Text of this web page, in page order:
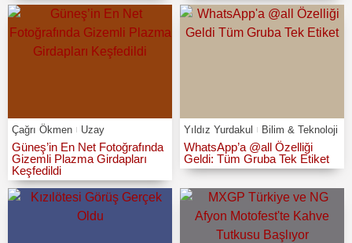
Çağrı Ökmen Uzay
Güneş’in En Net Fotoğrafında
Gizemli Plazma Girdapları
Keşfedildi
Yıldız Yurdakul Bilim & Teknoloji
WhatsApp’a @all Özelliği
Geldi: Tüm Gruba Tek Etiket